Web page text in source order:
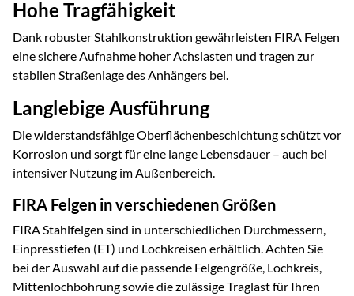
Hohe Tragfähigkeit
Dank robuster Stahlkonstruktion gewährleisten FIRA Felgen
eine sichere Aufnahme hoher Achslasten und tragen zur
stabilen Straßenlage des Anhängers bei.
Langlebige Ausführung
Die widerstandsfähige Oberflächenbeschichtung schützt vor
Korrosion und sorgt für eine lange Lebensdauer – auch bei
intensiver Nutzung im Außenbereich.
FIRA Felgen in verschiedenen Größen
FIRA Stahlfelgen sind in unterschiedlichen Durchmessern,
Einpresstiefen (ET) und Lochkreisen erhältlich. Achten Sie
bei der Auswahl auf die passende Felgengröße, Lochkreis,
Mittenlochbohrung sowie die zulässige Traglast für Ihren